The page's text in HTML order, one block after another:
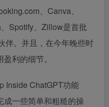
、Canva、
Spotify、Zillow是首批
伴。并且，在今年晚些时
利的细节。
Inside ChatGPT功能
成一些简单和粗糙的操